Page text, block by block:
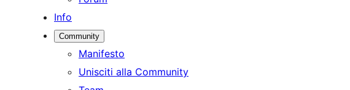
Info
Community
Manifesto
Unisciti alla Community